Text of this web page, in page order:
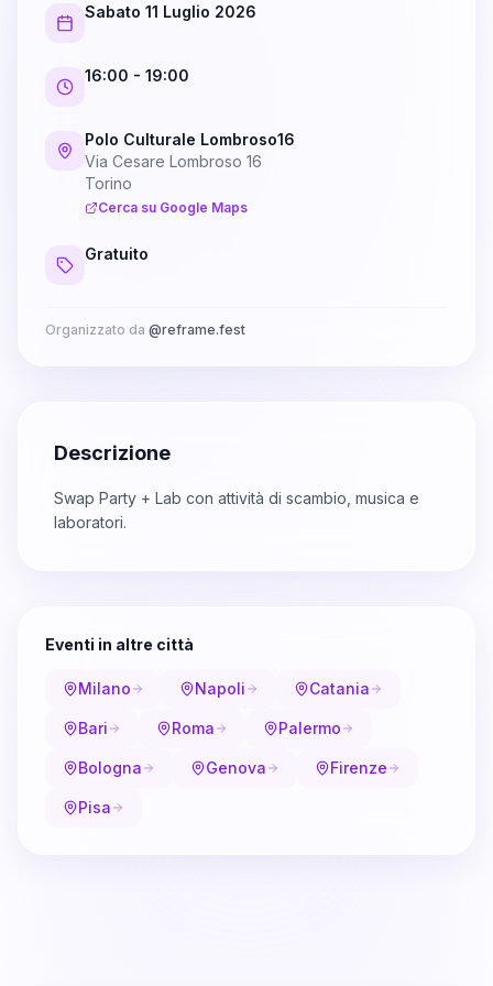
Sabato 11 Luglio 2026
16:00 - 19:00
Polo Culturale Lombroso16
Via Cesare Lombroso 16
Torino
Cerca su Google Maps
Gratuito
Organizzato da @reframe.fest
Descrizione
Swap Party + Lab con attività di scambio, musica e
laboratori.
Eventi in altre città
Milano Napoli Catania
Bari Roma Palermo
Bologna Genova Firenze
Pisa